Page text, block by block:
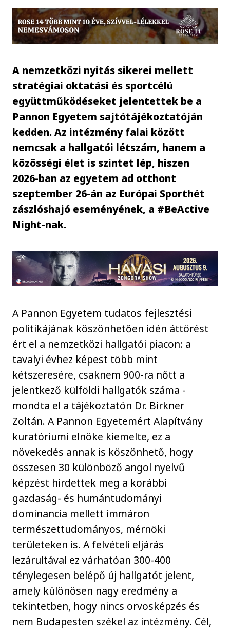
A nemzetközi nyitás sikerei mellett
stratégiai oktatási és sportcélú
együttműködéseket jelentettek be a
Pannon Egyetem sajtótájékoztatóján
kedden. Az intézmény falai között
nemcsak a hallgatói létszám, hanem a
közösségi élet is szintet lép, hiszen
2026-ban az egyetem ad otthont
szeptember 26-án az Európai Sporthét
zászlóshajó eseményének, a #BeActive
Night-nak.
A Pannon Egyetem tudatos fejlesztési
politikájának köszönhetően idén áttörést
ért el a nemzetközi hallgatói piacon: a
tavalyi évhez képest több mint
kétszeresére, csaknem 900-ra nőtt a
jelentkező külföldi hallgatók száma -
mondta el a tájékoztatón Dr. Birkner
Zoltán. A Pannon Egyetemért Alapítvány
kuratóriumi elnöke kiemelte, ez a
növekedés annak is köszönhető, hogy
összesen 30 különböző angol nyelvű
képzést hirdettek meg a korábbi
gazdaság- és humántudományi
dominancia mellett immáron
természettudományos, mérnöki
területeken is. A felvételi eljárás
lezárultával ez várhatóan 300-400
ténylegesen belépő új hallgatót jelent,
amely különösen nagy eredmény a
tekintetben, hogy nincs orvosképzés és
nem Budapesten székel az intézmény. Cél,